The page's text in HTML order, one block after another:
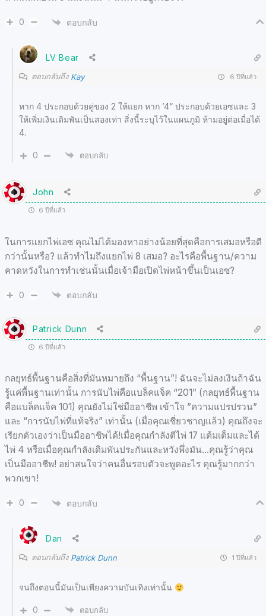
0 ตอบกลับ
LV Bear
ตอบกลับถึง Kay 6 ปีที่แล้ว
หาก 4 ประกอบด้วยคู่ของ 2 ให้แยก หาก ’4“ ประกอบด้วยเอซและ 3
ให้เพิ่มเงินเดิมพันเป็นสองเท่า สิ่งนี้ระบุไว้ในแผนภูมิ ห้ามอยู่ต่อเมื่อได้
4.
0 ตอบกลับ
John
6 ปีที่แล้ว
ในการแยกไพ่เอซ คุณไม่ได้มองหาอย่างน้อยที่สุดคือการเสมอหรือดี
กว่านั้นหรือ? แล้วทำไมถึงแยกไพ่ 8 เสมอ? อะไรคือพื้นฐาน/ความ
คาดหวังในการทำเช่นนั้นเมื่อเจ้ามือเปิดไพ่หน้าขึ้นเป็นเอซ?
0 ตอบกลับ
Patrick Dunn
6 ปีที่แล้ว
กลยุทธ์พื้นฐานคือสิ่งที่มันหมายถึง “พื้นฐาน”! ฉันจะไม่ลงเงินถ้าฉัน
รู้แค่พื้นฐานเท่านั้น การนับไพ่คือแบล็คแจ็ค “201” (กลยุทธ์พื้นฐาน
คือแบล็คแจ็ค 101) คุณยังไม่ใช่มืออาชีพ เข้าใจ ”ความแปรปรวน”
และ “การนับไพ่ที่แท้จริง” เท่านั้น (เมื่อคุณเชี่ยวชาญแล้ว) คุณถึงจะ
เรียกตัวเองว่าเป็นมืออาชีพได้!เมื่อคุณกำลังตีไพ่ 17 แต้มเต็มและได้
ไพ่ 4 หรือเมื่อคุณกำลังเดิมพันประกันและหวังพึ่งมัน...คุณรู้ว่าคุณ
เป็นมืออาชีพ! อย่าสนใจว่าคนอื่นรอบตัวจะพูดอะไร คุณรู้มากกว่า
พวกเขา!
0 ตอบกลับ
Dan
ตอบกลับถึง Patrick Dunn 1 ปีที่แล้ว
จนถึงตอนนี้มันเป็นเพียงความบันเทิงเท่านั้น
0 ตอบกลับ